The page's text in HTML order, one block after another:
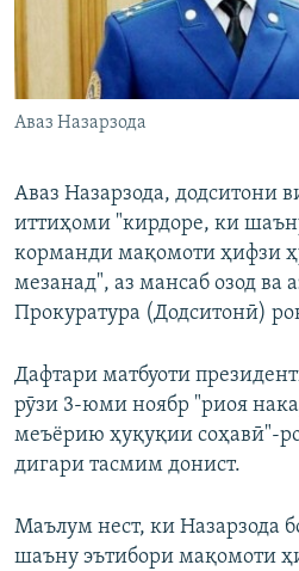
ГУЗОРИШҲОИ РАДИОӢ
Ҳамаи сомонаҳои RFE/RL
Аваз Назарзода
Аваз Назарзода, додситони
иттиҳоми "кирдоре, ки
корманди мақомоти ҳифзи
мезанад", аз мансаб озод ва
Прокуратура (Додситонӣ)
Дафтари матбуоти
рӯзи 3-юми ноябр "риоя
меъёрию ҳуқуқии соҳавӣ"-
дигари тасмим донист.
Маълум нест, ки Назарзода
шаъну эътибори мақомоти